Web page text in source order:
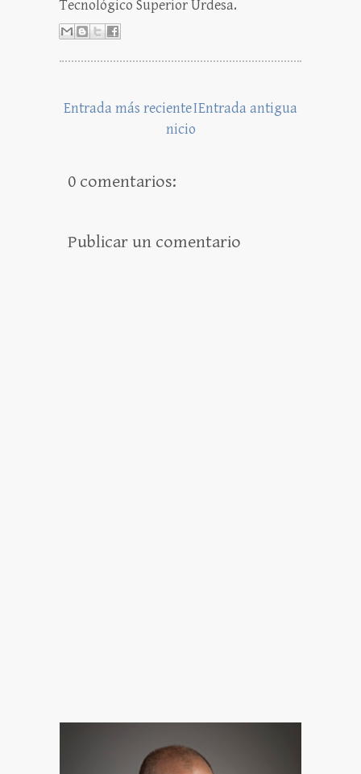
Tecnológico Superior Urdesa.
Entrada más reciente Entrada antigua
I
nicio
0 comentarios:
Publicar un comentario